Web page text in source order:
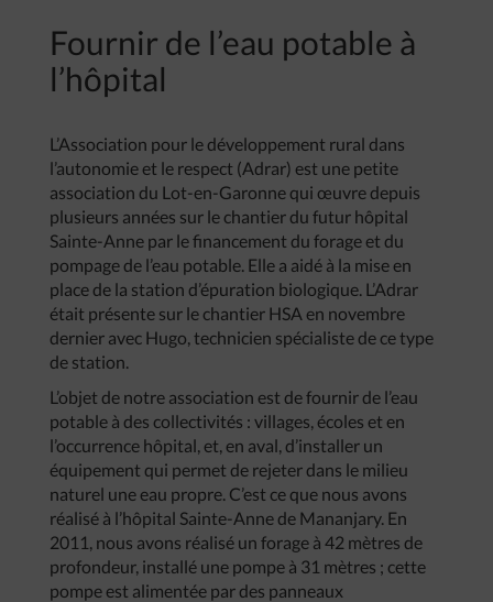
Fournir de l’eau potable à
l’hôpital
L’Association pour le développement rural dans
l’autonomie et le respect (Adrar) est une petite
association du Lot-en-Garonne qui œuvre depuis
plusieurs années sur le chantier du futur hôpital
Sainte-Anne par le financement du forage et du
pompage de l’eau potable. Elle a aidé à la mise en
place de la station d’épuration biologique. L’Adrar
était présente sur le chantier HSA en novembre
dernier avec Hugo, technicien spécialiste de ce type
de station.
L’objet de notre association est de fournir de l’eau
potable à des collectivités : villages, écoles et en
l’occurrence hôpital, et, en aval, d’installer un
équipement qui permet de rejeter dans le milieu
naturel une eau propre. C’est ce que nous avons
réalisé à l’hôpital Sainte-Anne de Mananjary. En
2011, nous avons réalisé un forage à 42 mètres de
profondeur, installé une pompe à 31 mètres ; cette
pompe est alimentée par des panneaux